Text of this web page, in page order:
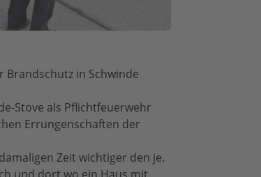
Brandschutz in Schwinde
Stove als Pflichtfeuerwehr
Errungenschaften der
Zeit wichtiger den je.